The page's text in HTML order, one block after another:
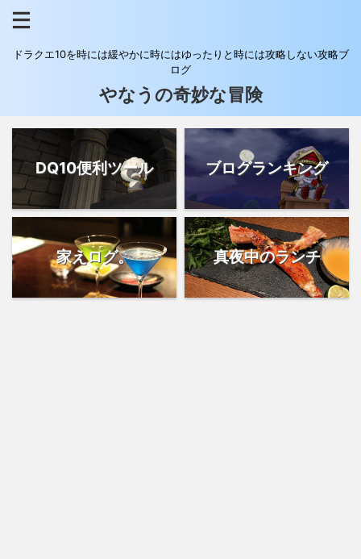
ドラクエ10を時には緩やかに時にはゆったりと時には攻略しない攻略ブ
ログ
やなうの奇妙な冒険
DQ10便利ツール ブログランキング
家えログ。 真夜中のランチ